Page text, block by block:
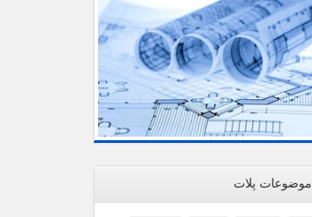
موضوعات پلات